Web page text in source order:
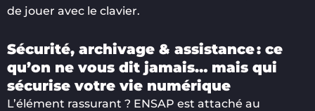
de jouer avec le clavier.
Sécurité, archivage & assistance : ce
qu’on ne vous dit jamais… mais qui
sécurise votre vie numérique
L’élément rassurant ? ENSAP est attaché au